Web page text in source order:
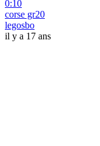
0:10
corse gr20
legosbo
il y a 17 ans